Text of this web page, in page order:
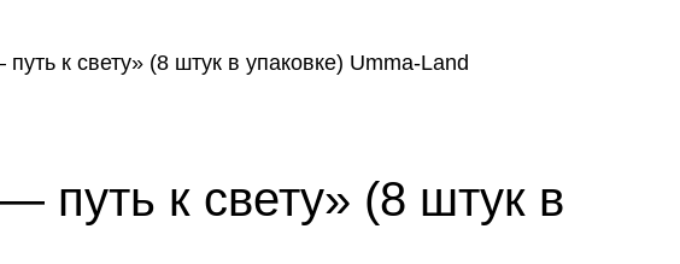
к свету» (8 штук в упаковке) Umma-Land
путь к свету» (8 штук в